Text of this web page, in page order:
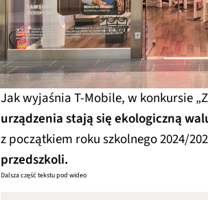
Jak wyjaśnia T-Mobile, w konkursie
urządzenia stają się ekologiczną
z początkiem roku szkolnego 2024/
przedszkoli.
Dalsza część tekstu pod wideo